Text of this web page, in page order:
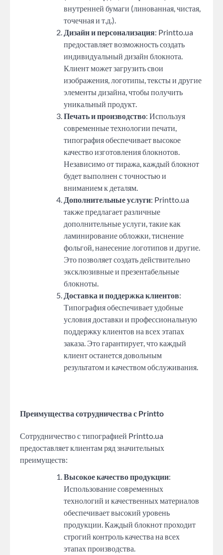
внутренней бумаги (линованная, чистая,
точечная и т.д.).
Дизайн и персонализация: Printto.ua
предоставляет возможность создать
индивидуальный дизайн блокнота.
Клиент может загрузить свои
изображения, логотипы, тексты и другие
элементы дизайна, чтобы получить
уникальный продукт.
Печать и производство: Используя
современные технологии печати,
типография обеспечивает высокое
качество изготовления блокнотов.
Независимо от тиража, каждый блокнот
будет выполнен с точностью и
вниманием к деталям.
Дополнительные услуги: Printto.ua
также предлагает различные
дополнительные услуги, такие как
ламинирование обложки, тиснение
фольгой, нанесение логотипов и другие.
Это позволяет создать действительно
эксклюзивные и презентабельные
блокноты.
Доставка и поддержка клиентов:
Типография обеспечивает удобные
условия доставки и профессиональную
поддержку клиентов на всех этапах
заказа. Это гарантирует, что каждый
клиент останется довольным
результатом и качеством обслуживания.
Преимущества сотрудничества с Printto
Сотрудничество с типографией Printto.ua
предоставляет клиентам ряд значительных
преимуществ:
Высокое качество продукции:
Использование современных
технологий и качественных материалов
обеспечивает высокий уровень
продукции. Каждый блокнот проходит
строгий контроль качества на всех
этапах производства.